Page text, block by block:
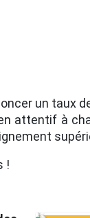
un taux
attentif à
!